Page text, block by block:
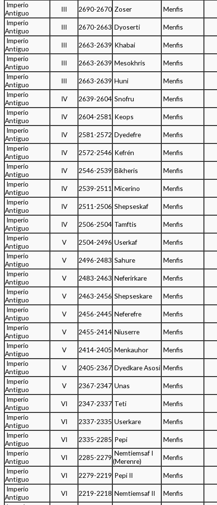
Imperio
Antiguo
III 2690-2670 Zoser
Menfis
Imperio
Antiguo
III 2670-2663 Dyoserti
Menfis
Imperio
Antiguo
III 2663-2639 Khabai
Menfis
Imperio
Antiguo
III 2663-2639 Mesokhris
Menfis
Imperio
Antiguo
III 2663-2639 Huni
Menfis
Imperio
Antiguo
IV 2639-2604 Snofru
Menfis
Imperio
Antiguo
IV 2604-2581 Keops
Menfis
Imperio
Antiguo
IV 2581-2572 Dyedefre
Menfis
Imperio
Antiguo
IV 2572-2546 Kefrén
Menfis
Imperio
Antiguo
IV 2546-2539 Bikheris
Menfis
Imperio
Antiguo
IV 2539-2511 Micerino
Menfis
Imperio
Antiguo
IV 2511-2506 Shepseskaf
Menfis
Imperio
Antiguo
IV 2506-2504 Tamftis
Menfis
Imperio
Antiguo
V 2504-2496 Userkaf
Menfis
Imperio
Antiguo
V 2496-2483 Sahure
Menfis
Imperio
Antiguo
V 2483-2463 Neferirkare
Menfis
Imperio
Antiguo
V 2463-2456 Shepseskare
Menfis
Imperio
Antiguo
V 2456-2445 Neferefre
Menfis
Imperio
Antiguo
V 2455-2414 Niuserre
Menfis
Imperio
Antiguo
V 2414-2405 Menkauhor
Menfis
Imperio
Antiguo
V 2405-2367 Dyedkare Asosi Menfis
Imperio
Antiguo
V 2367-2347 Unas
Menfis
Imperio
Antiguo
VI 2347-2337 Teti
Menfis
Imperio
Antiguo
VI 2337-2335 Userkare
Menfis
Imperio
Antiguo
VI 2335-2285 Pepi
Menfis
Imperio
Antiguo
VI 2285-2279
Nemtiemsaf I
(Merenre)
Menfis
Imperio
Antiguo
VI 2279-2219 Pepi II
Menfis
Imperio
Antiguo
VI 2219-2218 Nemtiemsaf II
Menfis